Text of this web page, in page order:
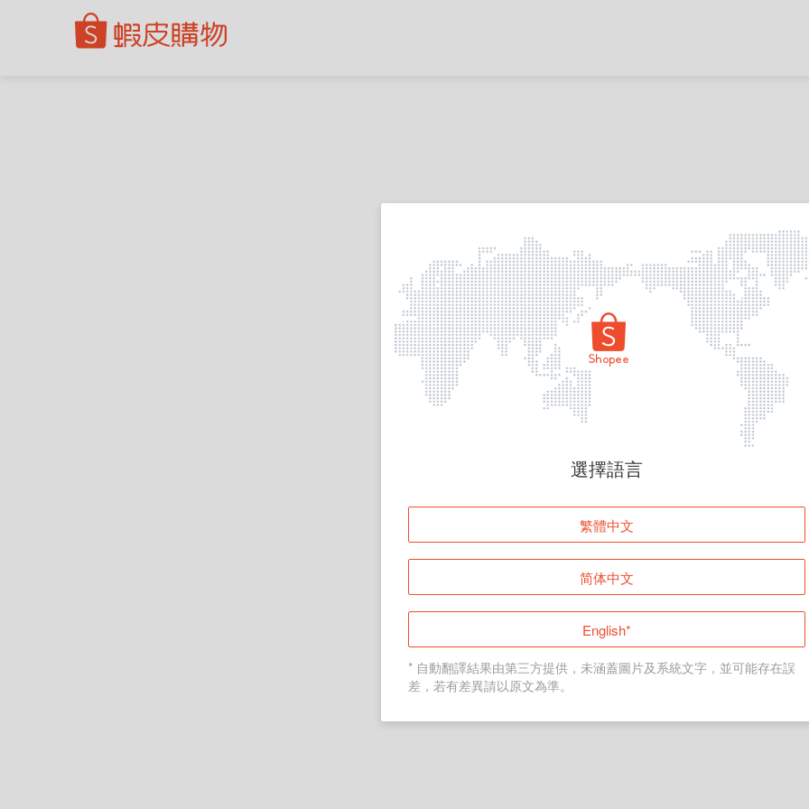
頁面無法顯示
登入
返回首頁
選擇語言
繁體中文
简体中文
English*
* 自動翻譯結果由第三方提供，未涵蓋圖片及系統文字，並可能存在誤
差，若有差異請以原文為準。